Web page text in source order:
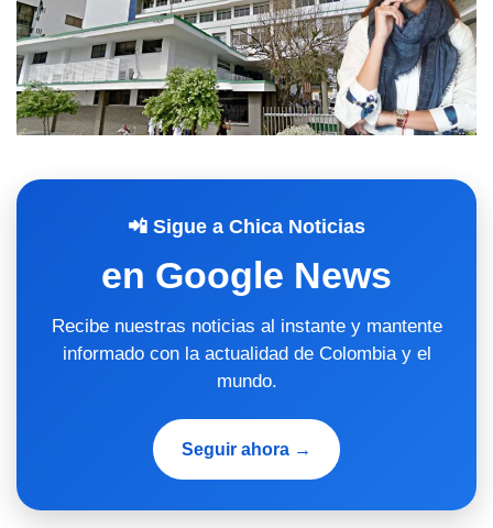
📲 Sigue a Chica Noticias
en Google News
Recibe nuestras noticias al instante y mantente
informado con la actualidad de Colombia y el
mundo.
Seguir ahora →